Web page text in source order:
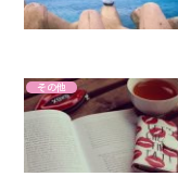
その他